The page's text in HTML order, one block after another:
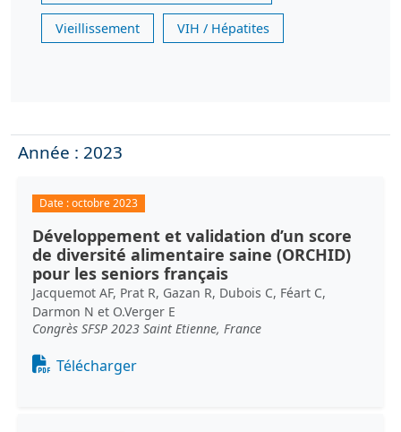
Vieillissement VIH / Hépatites
Année : 2023
Date :octobre 2023
Développement et validation d’un score
de diversité alimentaire saine (ORCHID)
pour les seniors français
Jacquemot AF, Prat R, Gazan R, Dubois C, Féart C,
Darmon N et O.Verger E
Congrès SFSP 2023 Saint Etienne, France
Document
Télécharger